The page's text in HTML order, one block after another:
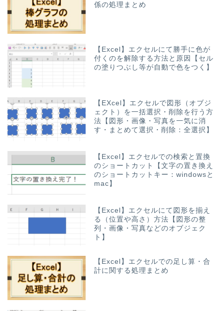
係の処理まとめ
【Excel】エクセルにて勝手に色が
付くのを解除する方法と原因【セル
の塗りつぶし等が自動で色をつく】
【EXcel】エクセルで図形（オブジ
ェクト）を一括選択・削除を行う方
法【図形・画像・写真を一気に消
す・まとめて選択・削除：全選択】
【Excel】エクセルでの検索と置換
のショートカット【文字の置き換え
のショートカットキー：windowsと
mac】
【Excel】エクセルにて図形を揃え
る（位置や高さ）方法【図形の整
列・画像・写真などのオブジェク
ト】
【Excel】エクセルでの足し算・合
計に関する処理まとめ